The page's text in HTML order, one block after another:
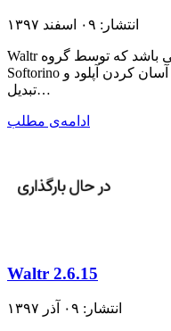
انتشار: ۰۹ اسفند ۱۳۹۷
Waltr یک نرم افزار مخصوص مک می باشد که توسط گروه
Softorino ساخته شده است و کار اصلی آن آسان کردن آپلود و
تبدیل…
ادامه‌ی مطلب
Waltr 2.6.15
انتشار: ۰۹ آذر ۱۳۹۷